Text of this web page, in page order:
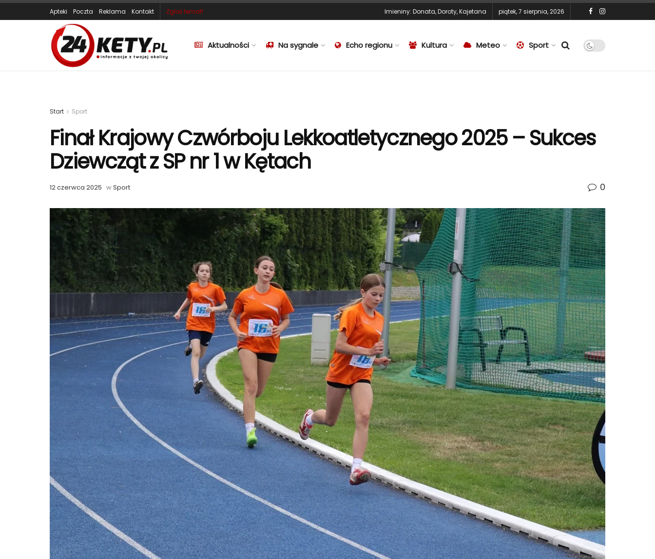
Apteki Poczta Reklama Kontakt Zgłoś temat! Imieniny: Donata,Doroty,Kajetana piątek, 7 sierpnia, 2026
Aktualności Na sygnale Echo regionu Kultura Meteo Sport
Start Sport
Finał Krajowy Czwórboju Lekkoatletycznego 2025 – Sukces
Dziewcząt z SP nr 1 w Kętach
12 czerwca 2025 wSport 0